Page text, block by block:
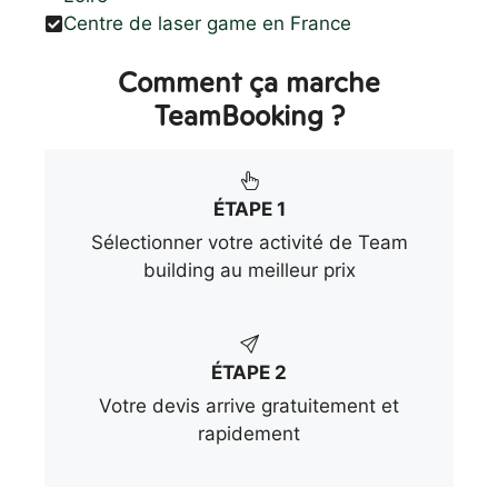
Centre de laser game en France
Comment ça marche
TeamBooking ?
ÉTAPE 1
Sélectionner votre activité de Team
building au meilleur prix
ÉTAPE 2
Votre devis arrive gratuitement et
rapidement